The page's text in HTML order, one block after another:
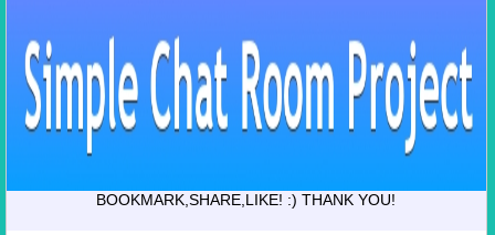
BOOKMARK,SHARE,LIKE! :) THANK YOU!